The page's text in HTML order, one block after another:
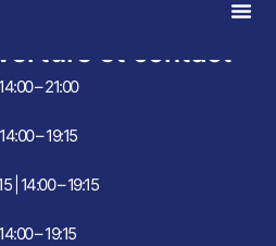
et contact
– 21:00
– 19:15
| 14:00 – 19:15
– 19:15